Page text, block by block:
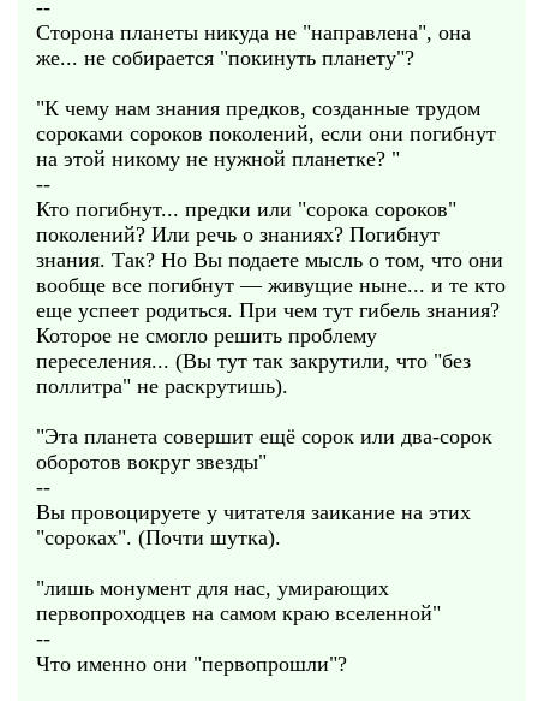
--
Сторона планеты никуда не "направлена", она
же... не собирается "покинуть планету"?
"К чему нам знания предков, созданные трудом
сороками сороков поколений, если они погибнут
на этой никому не нужной планетке? "
--
Кто погибнут... предки или "сорока сороков"
поколений? Или речь о знаниях? Погибнут
знания. Так? Но Вы подаете мысль о том, что они
вообще все погибнут — живущие ныне... и те кто
еще успеет родиться. При чем тут гибель знания?
Которое не смогло решить проблему
переселения... (Вы тут так закрутили, что "без
поллитра" не раскрутишь).
"Эта планета совершит ещё сорок или два-сорок
оборотов вокруг звезды"
--
Вы провоцируете у читателя заикание на этих
"сороках". (Почти шутка).
"лишь монумент для нас, умирающих
первопроходцев на самом краю вселенной"
--
Что именно они "первопрошли"?